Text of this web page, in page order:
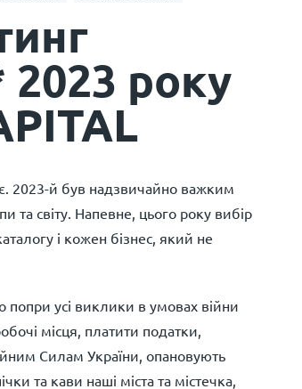
року
2023-й був надзвичайно важким
та світу. Напевне, цього року вибір
і кожен бізнес, який не
усі виклики в умовах війни
місця, платити податки,
Силам України, опановують
та кави наші міста та містечка,